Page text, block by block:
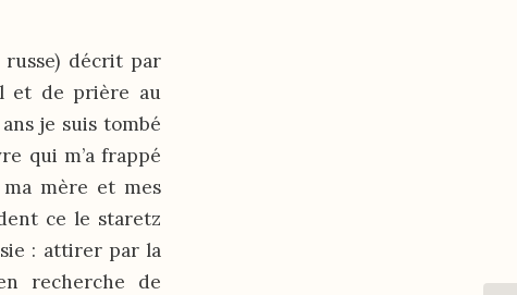
décrit par
et de prière au
je suis tombé
qui m’a frappé
mère et mes
ce le staretz
: attirer par la
recherche de